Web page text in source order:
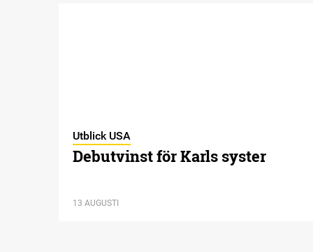
Utblick USA
Debutvinst för Karls syster
13 AUGUSTI